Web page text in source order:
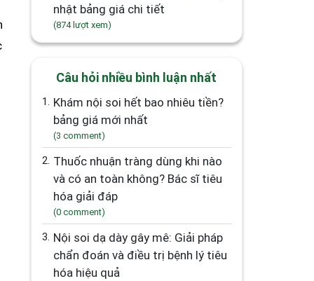
nhật bảng giá chi tiết
(874 lượt xem)
Câu hỏi nhiều bình luận nhất
1. Khám nội soi hết bao nhiêu tiền?
bảng giá mới nhất
(3 comment)
2. Thuốc nhuận tràng dùng khi nào
và có an toàn không? Bác sĩ tiêu
hóa giải đáp
(0 comment)
3. Nội soi dạ dày gây mê: Giải pháp
chẩn đoán và điều trị bệnh lý tiêu
hóa hiệu quả